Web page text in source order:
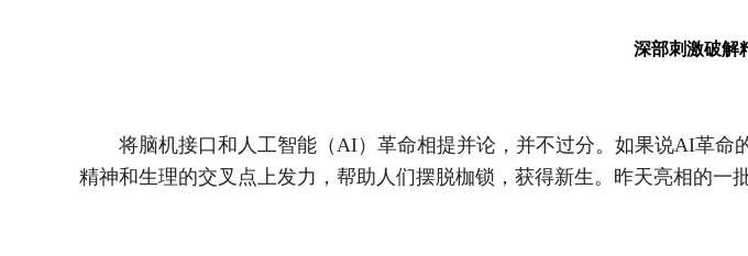
深部刺激破解
将脑机接口和人工智能（AI）革命相提并论，并不过分。如果说AI革命
精神和生理的交叉点上发力，帮助人们摆脱枷锁，获得新生。昨天亮相的一